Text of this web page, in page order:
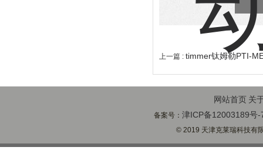
上一篇 : timmer钛姆勒PTI-
网站首页 关
备案号：津ICP备12003189号-
© 2019 天津克莱瑞科技有